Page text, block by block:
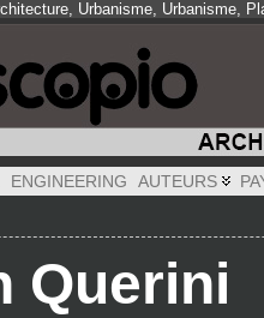
Urbanisme, Urbanisme,
ENGINEERING AUTEURS
Querini